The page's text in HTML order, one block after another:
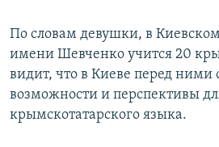
По словам девушки, в
имени Шевченко учится 20
видит, что в Киеве перед ними
возможности и перспективы
крымскотатарского языка.